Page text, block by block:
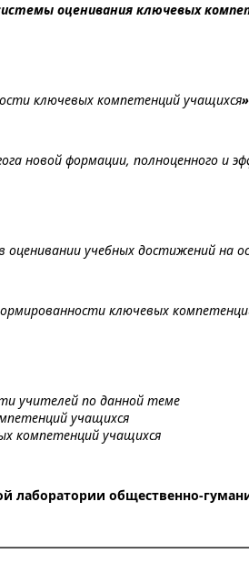
оценивания ключевых
ключевых компетенций учащихся»
новой формации, полноценного и
учебных достижений на
ключевых
учителей по данной теме
учащихся
компетенций учащихся
лаборатории общественно-